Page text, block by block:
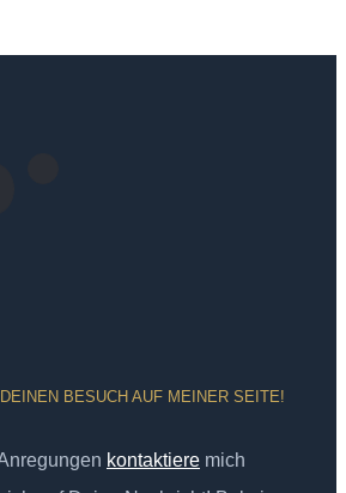
BESUCH AUF MEINER SEITE!
kontaktiere mich